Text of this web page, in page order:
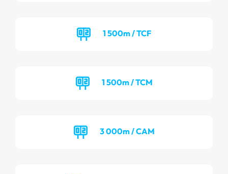
1 500m / TCF
1 500m / TCM
3 000m / CAM